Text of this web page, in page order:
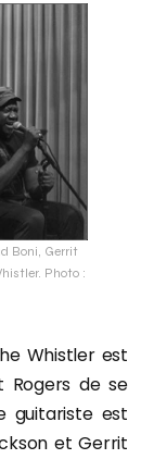
Boni, Gerrit
Photo :
Whistler est
Rogers de se
guitariste est
et Gerrit